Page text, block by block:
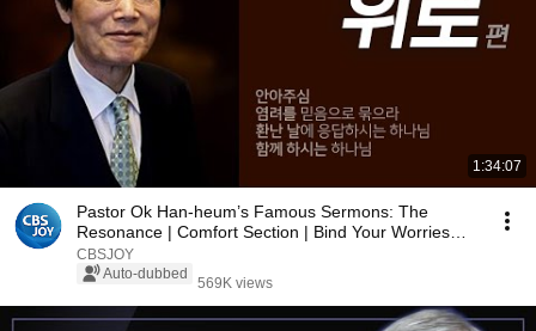
1:34:07
Pastor Ok Han-heum’s Famous Sermons: The
Resonance | Comfort Section | Bind Your Worries
with Faith
CBSJOY
Auto-dubbed
569K views